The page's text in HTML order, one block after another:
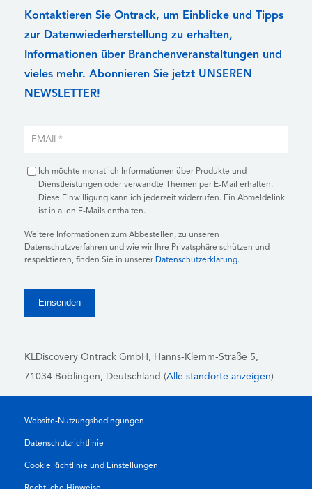
Kontaktieren Sie Ontrack, um Einblicke und Tipps
zur Datenwiederherstellung zu erhalten,
Informationen über Branchenveranstaltungen und
vieles mehr. Abonnieren Sie jetzt UNSEREN
NEWSLETTER!
Ich möchte monatlich Informationen über Produkte und
Dienstleistungen oder verwandte Themen per E-Mail erhalten.
Diese Einwilligung kann ich jederzeit widerrufen. Ein Abmeldelink
ist in allen E-Mails enthalten.
Weitere Informationen zum Abbestellen, zu unseren
Datenschutzverfahren und wie wir Ihre Privatsphäre schützen und
respektieren, finden Sie in unserer Datenschutzerklärung.
KLDiscovery Ontrack GmbH, Hanns-Klemm-Straße 5,
71034 Böblingen, Deutschland (Alle standorte anzeigen)
Website-Nutzungsbedingungen
Datenschutzrichtlinie
Cookie Richtlinie und Einstellungen